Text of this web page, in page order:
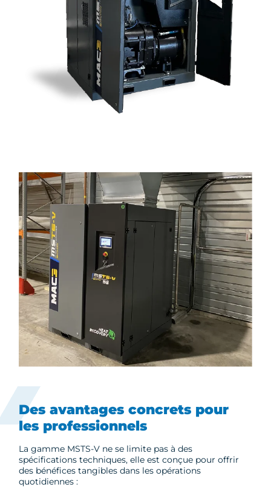
Des avantages concrets pour
les professionnels
La gamme MSTS-V ne se limite pas à des
spécifications techniques, elle est conçue pour offrir
des bénéfices tangibles dans les opérations
quotidiennes :